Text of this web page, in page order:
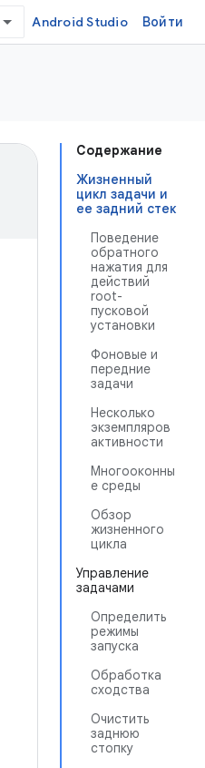
Android Studio Войти
Содержание
Жизненный
цикл задачи и
ее задний стек
Поведение
обратного
нажатия для
действий
root-
пусковой
установки
Фоновые и
передние
задачи
Несколько
экземпляров
активности
Многооконны
е среды
Обзор
жизненного
цикла
Управление
задачами
Определить
режимы
запуска
Обработка
сходства
Очистить
заднюю
стопку